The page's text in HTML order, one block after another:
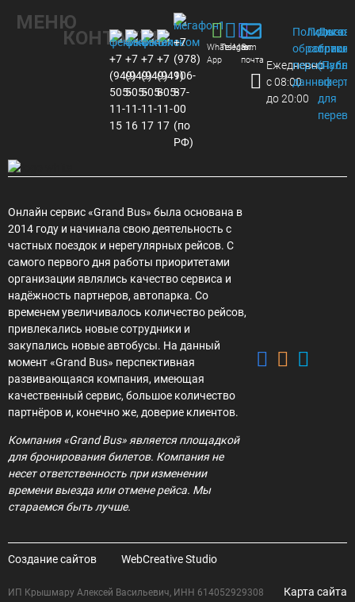
МЕНЮ
КОНТАКТЫ
+7
(949)
505-
11-
15
+7
(949)
505-
11-
16
+7
(949)
505-
11-
17
+7
(949)
805-
11-
17
+7
(978)
106-
87-
00
(по
РФ)
Whats
App
Telegram
Max
Эл.
почта Ежедневно
с 08:00
до 20:00
Политика
обработки
данных
для
Онлайн сервис «Grand Bus» была основана в
2014 году и начинала свою деятельность с
частных поездок и нерегулярных рейсов. С
самого первого дня работы приоритетами
организации являлись качество сервиса и
надёжность партнеров, автопарка. Со
временем увеличивалось количество рейсов,
привлекались новые сотрудники и
закупались новые автобусы. На данный
момент «Grand Bus» перспективная
развивающаяся компания, имеющая
качественный сервис, большое количество
партнёров и, конечно же, доверие клиентов.
Компания «Grand Bus» является площадкой
для бронирования билетов. Компания не
несет ответственность при изменении
времени выезда или отмене рейса. Мы
стараемся быть лучше.
Создание сайтов WebCreative Studio
ИП Крышмару Алексей Васильевич, ИНН 614052929308 Карта сайта